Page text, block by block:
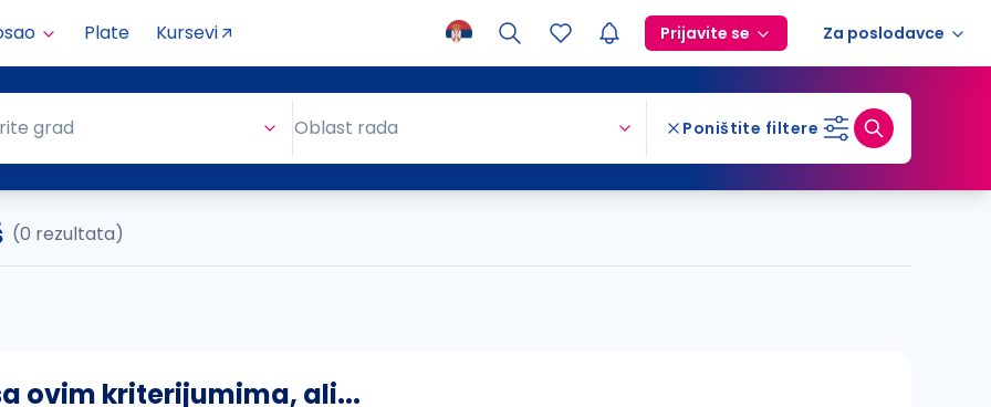
Plate Kursevi Prijavite se Za poslodavce
grad Oblast rada Poništite filtere
(0 rezultata)
ovim kriterijumima, ali...